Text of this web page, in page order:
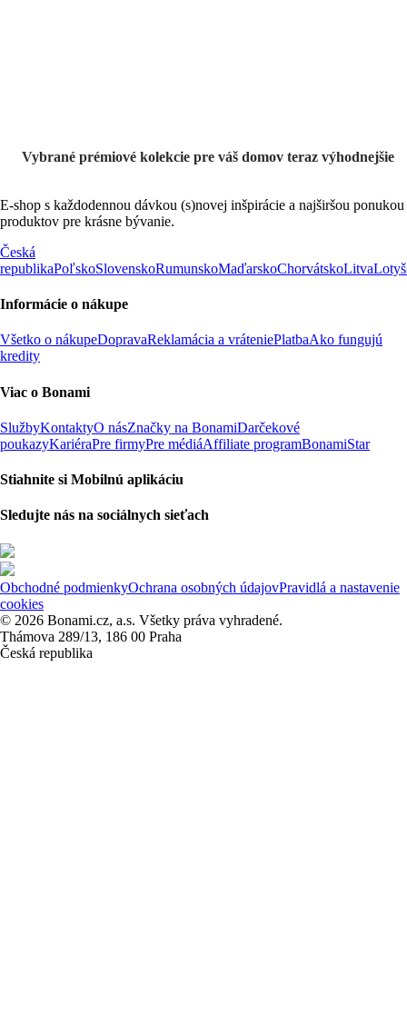
Vybrané prémiové kolekcie pre váš domov teraz výhodnejšie
E-shop s každodennou dávkou (s)novej inšpirácie a najširšou ponukou
produktov pre krásne bývanie.
Česká
republikaPoľskoSlovenskoRumunskoMaďarskoChorvátskoLitva
Informácie o nákupe
Všetko o nákupeDopravaReklamácia a vráteniePlatbaAko fungujú
kredity
Viac o Bonami
SlužbyKontaktyO násZnačky na BonamiDarčekové
poukazyKariéraPre firmyPre médiáAffiliate programBonamiStar
Stiahnite si Mobilnú aplikáciu
Sledujte nás na sociálnych sieťach
Obchodné podmienkyOchrana osobných údajovPravidlá a nastavenie
cookies
© 2026 Bonami.cz, a.s. Všetky práva vyhradené.
Thámova 289/13, 186 00 Praha
Česká republika